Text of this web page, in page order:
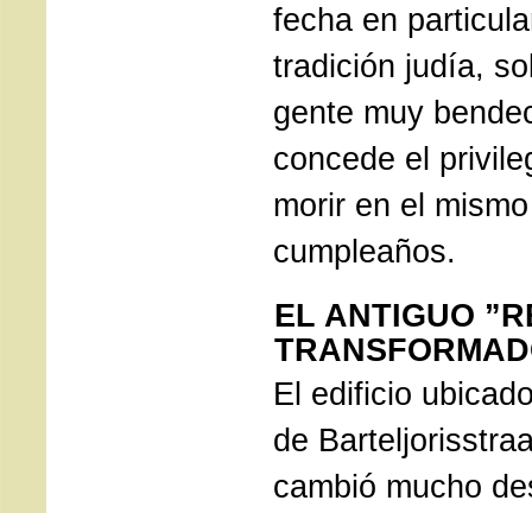
fecha en
tradición judía,
gente muy
concede el
morir en el
cumpleaños.
EL ANTIGUO
El edificio
de
cambió mucho